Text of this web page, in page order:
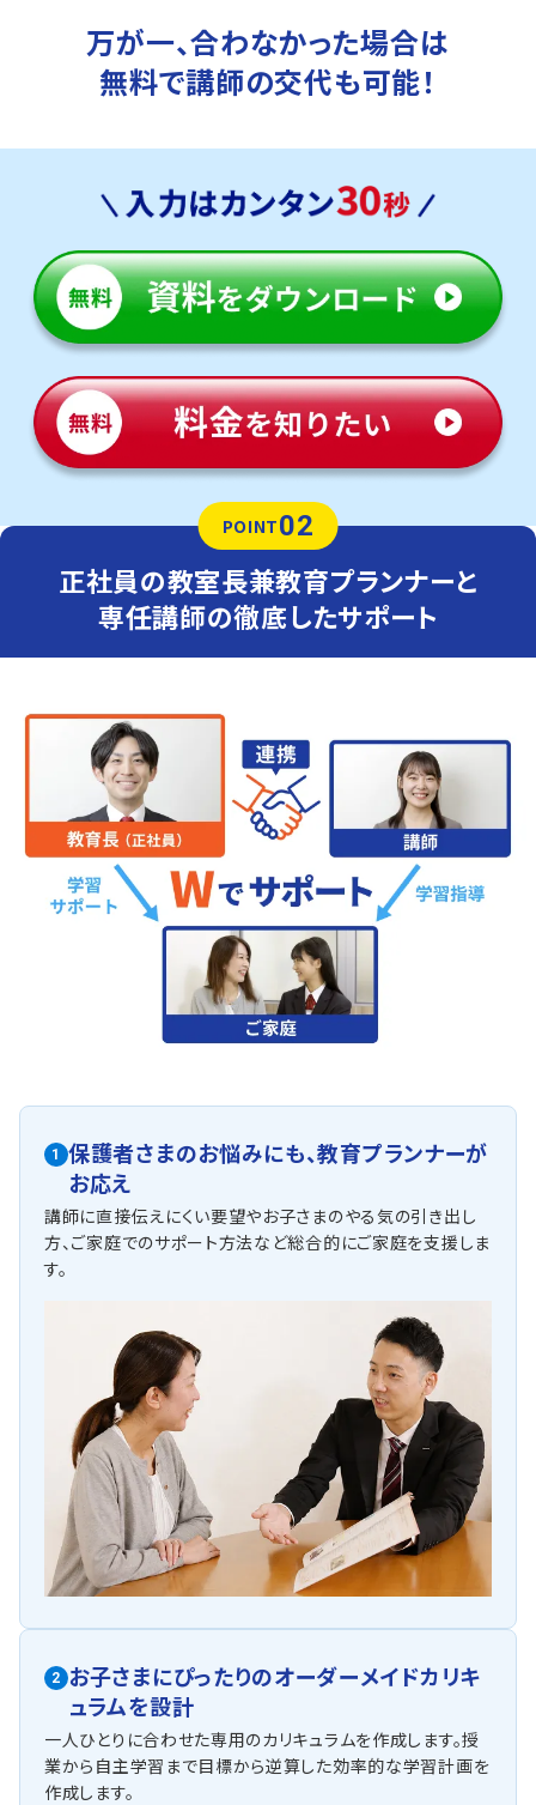
万が一、合わなかった場合は
無料で講師の交代も可能！
POINT02
正社員の教室長兼教育プランナーと
専任講師の徹底したサポート
1 保護者さまのお悩みにも、教育プランナーが
お応え
講師に直接伝えにくい要望やお子さまのやる気の引き出し
方、ご家庭でのサポート方法など総合的にご家庭を支援しま
す。
2 お子さまにぴったりのオーダーメイドカリキ
ュラムを設計
一人ひとりに合わせた専用のカリキュラムを作成します。授
業から自主学習まで目標から逆算した効率的な学習計画を
作成します。